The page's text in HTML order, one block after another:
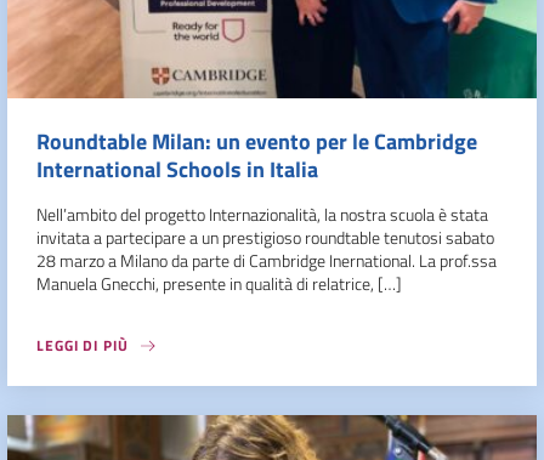
Roundtable Milan: un evento per le Cambridge
International Schools in Italia
Nell’ambito del progetto Internazionalità, la nostra scuola è stata
invitata a partecipare a un prestigioso roundtable tenutosi sabato
28 marzo a Milano da parte di Cambridge Inernational. La prof.ssa
Manuela Gnecchi, presente in qualità di relatrice, […]
LEGGI DI PIÙ